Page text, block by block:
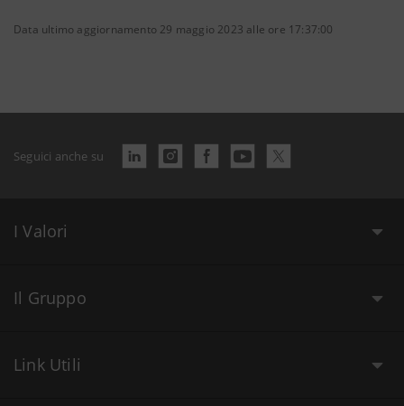
Data ultimo aggiornamento 29 maggio 2023 alle ore 17:37:00
Seguici anche su
I Valori
Il Gruppo
Link Utili